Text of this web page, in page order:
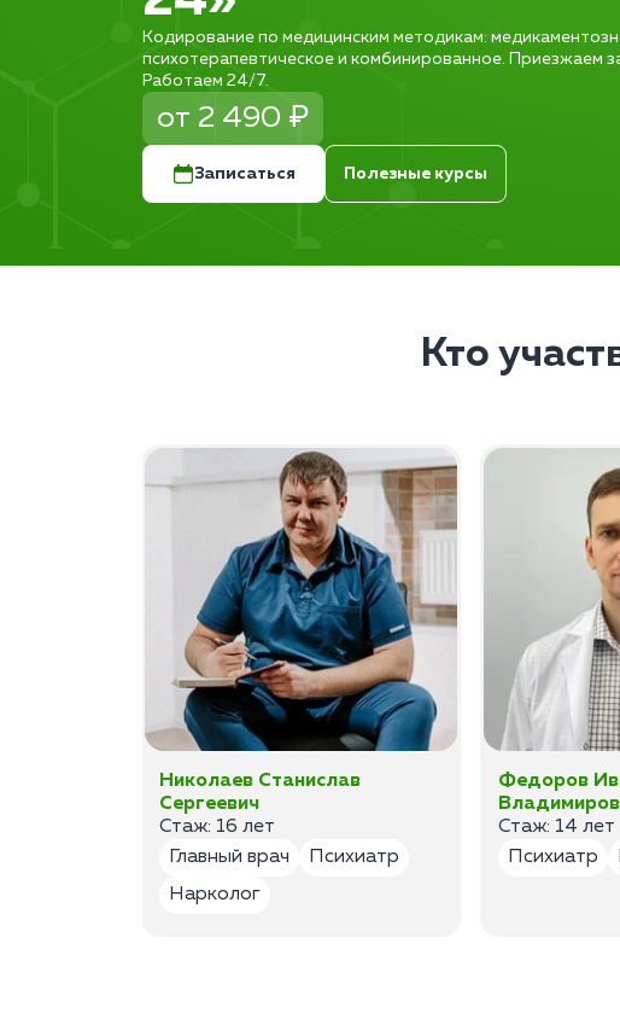
Кодирование по медицинским методикам:
психотерапевтическое и комбинированное. Приезжаем
Работаем 24/7.
от 2 490 ₽
Записаться Полезные курсы
Кто
Николаев Станислав
Сергеевич
Стаж: 16 лет
Главный врач
Психиатр
Нарколог
Федоров
Стаж: 14 лет
Психиатр